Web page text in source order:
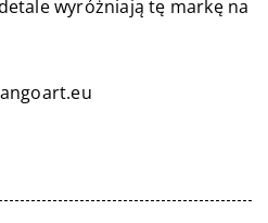
wyróżniają tę markę na